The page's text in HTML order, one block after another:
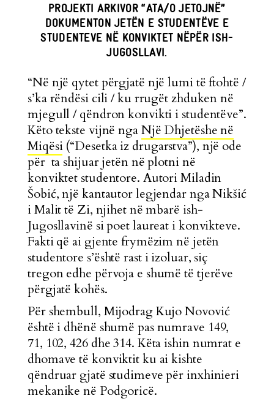
PROJEKTI ARKIVOR “ATA/O JETOJNË”
DOKUMENTON JETËN E STUDENTËVE E
STUDENTEVE NË KONVIKTET NËPËR ISH-
JUGOSLLAVI.
“Në një qytet përgjatë një lumi të ftohtë /
s’ka rëndësi cili / ku rrugët zhduken në
mjegull / qëndron konvikti i studentëve”.
Këto tekste vijnë ngaNjë Dhjetëshe në
Miqësi(“Desetka iz drugarstva”), një ode
për ta shijuar jetën në plotni në
konviktet studentore. Autori Miladin
Šobić, një kantautor legjendar nga Nikšić
i Malit të Zi, njihet në mbarë ish-
Jugosllavinë si poet laureat i konvikteve.
Fakti që ai gjente frymëzim në jetën
studentore s’është rast i izoluar, siç
tregon edhe përvoja e shumë të tjerëve
përgjatë kohës.
Për shembull, Mijodrag Kujo Novović
është i dhënë shumë pas numrave 149,
71, 102, 426 dhe 314. Këta ishin numrat e
dhomave të konviktit ku ai kishte
qëndruar gjatë studimeve për inxhinieri
mekanike në Podgoricë.